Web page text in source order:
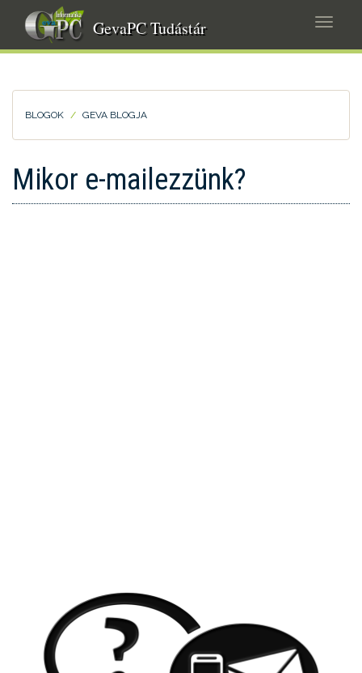
tartalomra
GevaPC Tudástár
BLOGOK GEVA BLOGJA
Mikor e-mailezzünk?